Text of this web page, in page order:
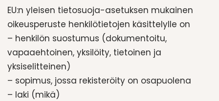
EU:n yleisen tietosuoja-asetuksen mukainen
oikeusperuste henkilötietojen käsittelylle on
– henkilön suostumus (dokumentoitu,
vapaaehtoinen, yksilöity, tietoinen ja
yksiselitteinen)
– sopimus, jossa rekisteröity on osapuolena
– laki (mikä)